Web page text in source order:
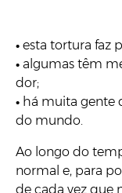
• esta tortura faz
• algumas têm
dor;
• há muita gente
do mundo.
Ao longo do
normal e, para
de cada vez que